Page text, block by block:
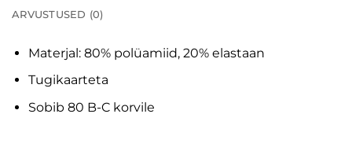
ARVUSTUSED (0)
Materjal: 80% polüamiid, 20% elastaan
Tugikaarteta
Sobib 80 B-C korvile